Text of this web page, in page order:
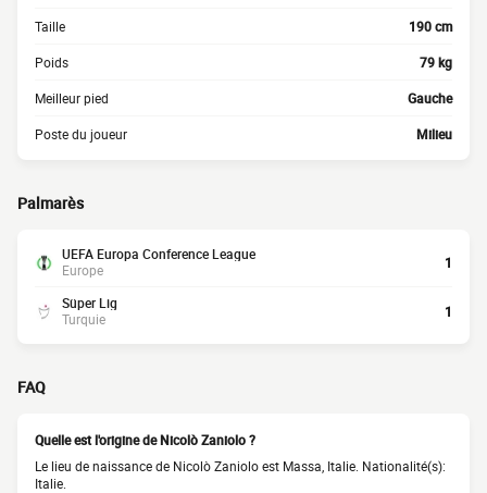
Taille 190 cm
Poids 79 kg
Meilleur pied Gauche
Poste du joueur Milieu
Palmarès
UEFA Europa Conference League
Europe
1
Süper Lig
Turquie
1
FAQ
Quelle est l'origine de Nicolò Zaniolo ?
Le lieu de naissance de Nicolò Zaniolo est Massa, Italie. Nationalité(s):
Italie.